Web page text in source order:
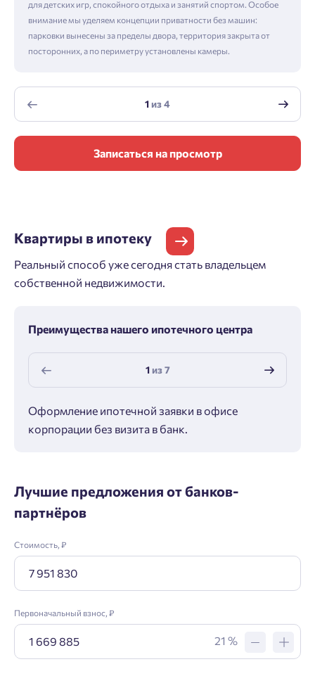
для детских игр, спокойного отдыха и занятий спортом. Особое
внимание мы уделяем концепции приватности без машин:
парковки вынесены за пределы двора, территория закрыта от
посторонних, а по периметру установлены камеры.
1из4
Записаться на просмотр
Квартиры в ипотеку
Реальный способ уже сегодня стать владельцем
собственной недвижимости.
Преимущества нашего ипотечного центра
1из7
Оформление ипотечной заявки в офисе
корпорации без визита в банк.
Лучшие предложения от банков-
партнёров
Стоимость, ₽
Первоначальный взнос, ₽
21 %
Пожалуйста, оставьте ваши контакты и мы вам